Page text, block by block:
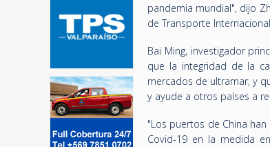
pandemia mundial", dijo
de Transporte
Bai Ming, investigador
que la integridad de la
mercados de ultramar, y
y ayude a otros países a
"Los puertos de China
Covid-19 en la medida